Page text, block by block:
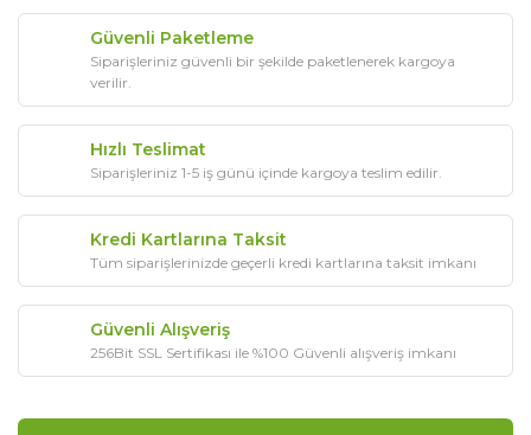
Güvenli Paketleme
Siparişleriniz güvenli bir şekilde paketlenerek kargoya
verilir.
Hızlı Teslimat
Siparişleriniz 1-5 iş günü içinde kargoya teslim edilir.
Kredi Kartlarına Taksit
Tüm siparişlerinizde geçerli kredi kartlarına taksit imkanı
Güvenli Alışveriş
256Bit SSL Sertifikası ile %100 Güvenli alışveriş imkanı